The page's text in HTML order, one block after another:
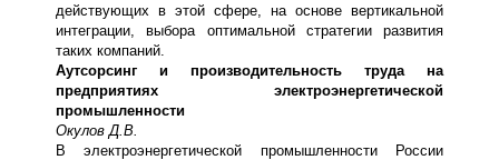
действующих в этой сфере, на основе вертикальной
интеграции, выбора оптимальной стратегии развития
таких компаний.
Аутсорсинг и производительность труда на
предприятиях электроэнергетической
промышленности
Окулов Д.В.
В электроэнергетической промышленности России